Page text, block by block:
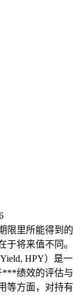
限里所能得到的
于将来值不同。
HPY）是一
***绩效的评估与
等方面，对持有